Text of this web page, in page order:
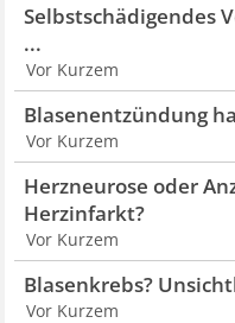
Selbstschädigendes
...
Vor Kurzem
Blasenentzündung
Vor Kurzem
Herzneurose oder
Herzinfarkt?
Vor Kurzem
Blasenkrebs?
Vor Kurzem